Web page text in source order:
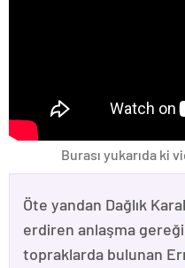
Burası yukarıda ki
Öte yandan Dağlık
erdiren anlaşma gereği
topraklarda bulunan